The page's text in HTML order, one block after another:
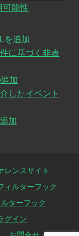
可能性
を追加
に基づく非表
加
したイベント
加
ンスサイト
ィルターフック
ターフック
グイン